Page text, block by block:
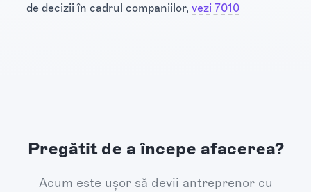
de decizii în cadrul companiilor, vezi 7010
Pregătit de a începe afacerea?
Acum este ușor să devii antreprenor cu